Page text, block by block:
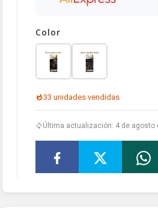
Color
33 unidades vendidas
Última actualización: 4 de agosto